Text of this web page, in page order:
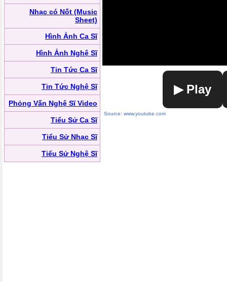
Nhạc có Nốt (Music
Sheet)
Hình Ảnh Ca Sĩ
Hình Ảnh Nghệ Sĩ
Tin Tức Ca Sĩ
Tin Tức Nghệ Sĩ
Phỏng Vấn Nghệ Sĩ Video
Tiểu Sử Ca Sĩ
Tiểu Sử Nhạc Sĩ
Tiểu Sử Nghệ Sĩ
▶ Play
Source: www.youtube.com